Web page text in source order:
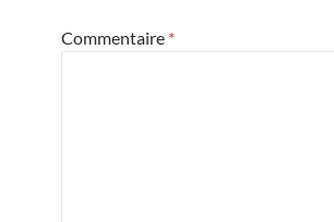
Commentaire *